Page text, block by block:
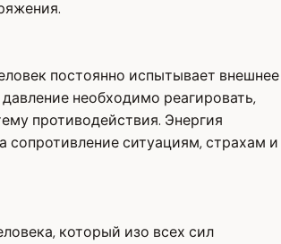
постоянно испытывает внешнее
необходимо реагировать,
противодействия. Энергия
сопротивление ситуациям, страхам и
который изо всех сил